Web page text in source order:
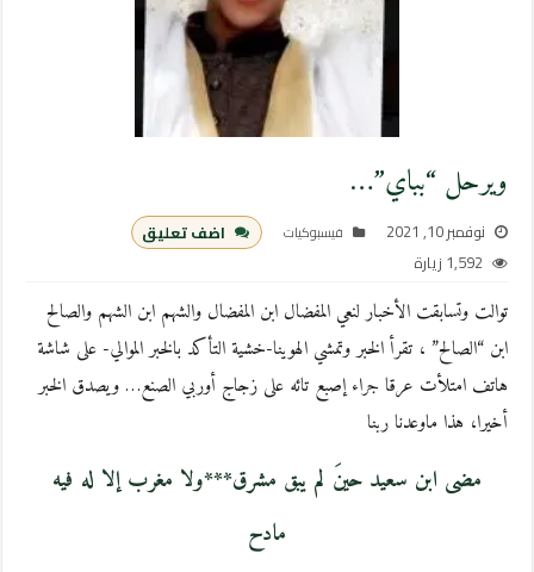
ويرحل “بباي”…
نوفمبر 10, 2021 فيسبوكيات
اضف تعليق
1,592 زيارة
توالت وتسابقت الأخبار لنعي المفضال ابن المفضال والشهم ابن الشهم والصالح
ابن “الصالح” ، تقرأ الخبر وتمشي الهوينا-خشية التأكد بالخبر الموالي- على شاشة
هاتف امتلأت عرقا جراء إصبع تائه على زجاج أوربي الصنع… ويصدق الخبر
أخيرا، هذا ماوعدنا ربنا
مضى ابن سعيد حينَ لم يبق مشرق***ولا مغرب إلا له فيه
مادح